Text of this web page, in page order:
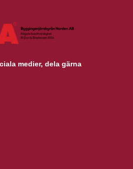
medier, dela gärna